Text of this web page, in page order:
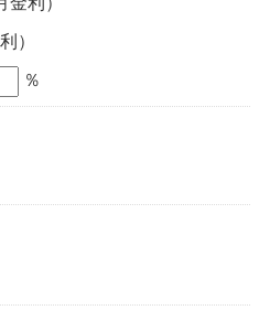
）
％